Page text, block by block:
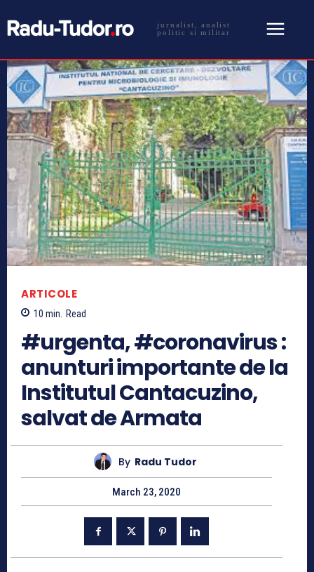
jurnalist, analist
politic si militar
ARTICOLE
10 min. Read
#urgenta, #coronavirus :
anunturi importante de la
Institutul Cantacuzino,
salvat de Armata
By Radu Tudor
March 23, 2020